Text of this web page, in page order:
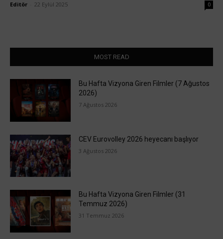
Editör 22 Eylül 2025 0
MOST READ
Bu Hafta Vizyona Giren Filmler (7 Ağustos
2026)
7 Ağustos 2026
CEV Eurovolley 2026 heyecanı başlıyor
3 Ağustos 2026
Bu Hafta Vizyona Giren Filmler (31
Temmuz 2026)
31 Temmuz 2026